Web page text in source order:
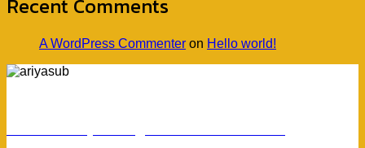
Recent Comments
A WordPress Commenter on Hello world!